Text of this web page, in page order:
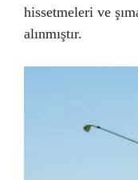
hissetmeleri ve
alınmıştır.